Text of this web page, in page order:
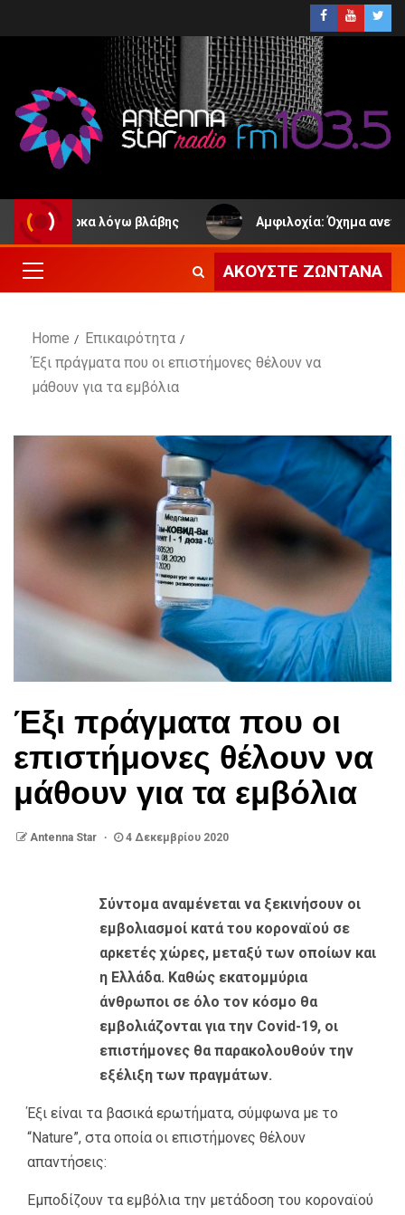
λόγω βλάβης Αμφιλοχία: Όχημα ανετράπη
ΑΚΟΎΣΤΕ ΖΩΝΤΑΝΆ
Home
Επικαιρότητα
Έξι πράγματα που οι επιστήμονες θέλουν να
μάθουν για τα εμβόλια
Έξι πράγματα που οι
επιστήμονες θέλουν να
μάθουν για τα εμβόλια
Antenna Star 4 Δεκεμβρίου 2020
Σύντομα αναμένεται να ξεκινήσουν οι
εμβολιασμοί κατά του κοροναϊού σε
αρκετές χώρες, μεταξύ των οποίων και
η Ελλάδα. Καθώς εκατομμύρια
άνθρωποι σε όλο τον κόσμο θα
εμβολιάζονται για την Covid-19, οι
επιστήμονες θα παρακολουθούν την
εξέλιξη των πραγμάτων.
Έξι είναι τα βασικά ερωτήματα, σύμφωνα με το
“Nature”, στα οποία οι επιστήμονες θέλουν
απαντήσεις:
Εμποδίζουν τα εμβόλια την μετάδοση του κοροναϊού